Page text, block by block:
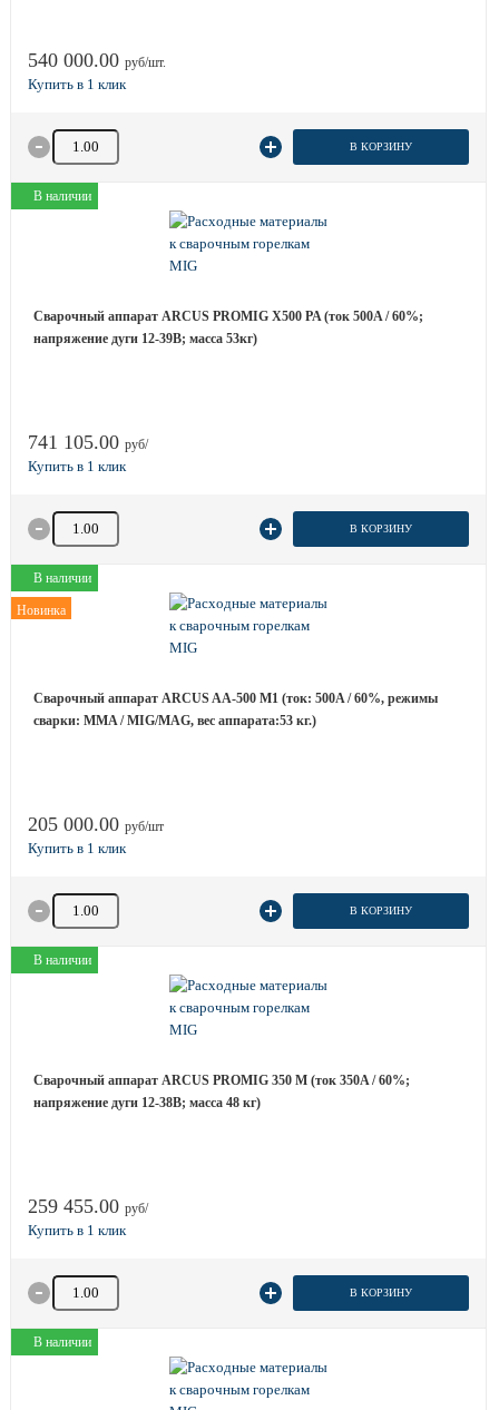
540 000.00 руб/шт.
Количество товара В КОРЗИНУ
В наличии
Сварочный аппарат ARCUS PROMIG X500 PA (ток 500A / 60%;
напряжение дуги 12-39B; масса 53кг)
741 105.00 руб/
Количество товара В КОРЗИНУ
В наличии
Новинка
Сварочный аппарат ARCUS AA-500 M1 (ток: 500A / 60%, режимы
сварки: MMA / MIG/MAG, вес аппарата:53 кг.)
205 000.00 руб/шт
Количество товара В КОРЗИНУ
В наличии
Сварочный аппарат ARCUS PROMIG 350 M (ток 350A / 60%;
напряжение дуги 12-38B; масса 48 кг)
259 455.00 руб/
Количество товара В КОРЗИНУ
В наличии